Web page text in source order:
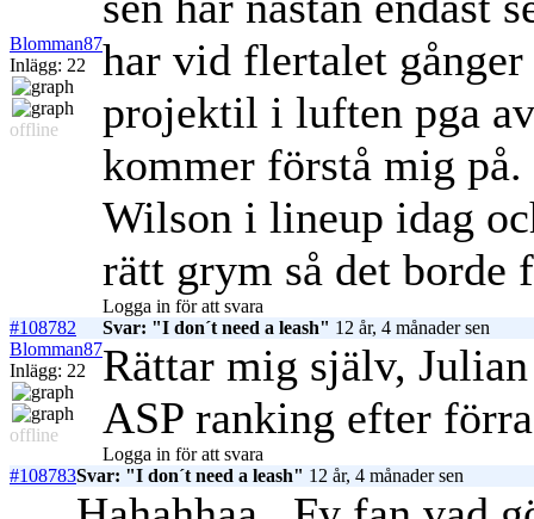
Blomman87
Inlägg: 22
offline
har vid flertalet
projektil i luften pga
kommer förstå mig
Wilson i lineup idag
rätt grym så det borde
Logga in för att svara
#108782
Svar: "I don´t need a leash" 12 år, 4 månader sen
Blomman87
Inlägg: 22
offline
Rättar mig själv,
ASP ranking efter
Logga in för att svara
#108783Svar: "I don´t need a leash" 12 år, 4 månader sen